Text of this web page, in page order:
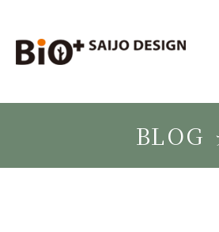
BLOG